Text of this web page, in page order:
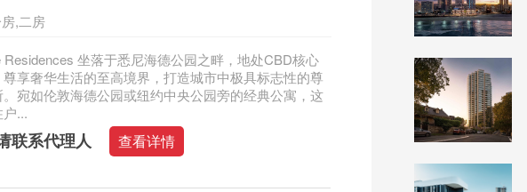
,二房
Residences 坐落于悉尼海德公园之畔，地处CBD核心
享奢华生活的至高境界，打造城市中极具标志性的尊
宛如伦敦海德公园或纽约中央公园旁的经典公寓，这
...
联系代理人 查看详情